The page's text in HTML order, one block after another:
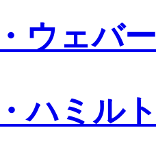
ウェバー
ハミル